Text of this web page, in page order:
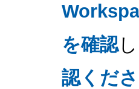
を確認
認くだ